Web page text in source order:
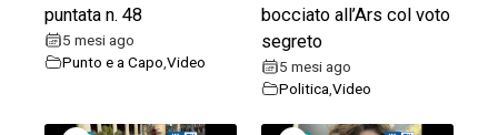
puntata n. 48
5 mesi ago
Punto e a Capo Video
bocciato all’Ars col voto
segreto
5 mesi ago
Politica ,Video